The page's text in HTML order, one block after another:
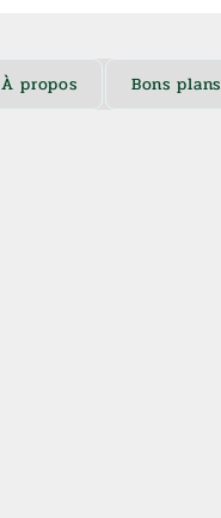
À propos Bons plans